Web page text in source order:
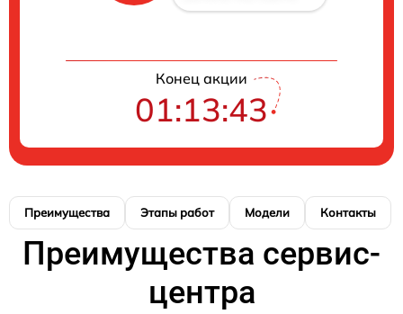
Конец акции
01:13:43
Преимущества Этапы работ Модели Контакты
Преимущества сервис-
центра